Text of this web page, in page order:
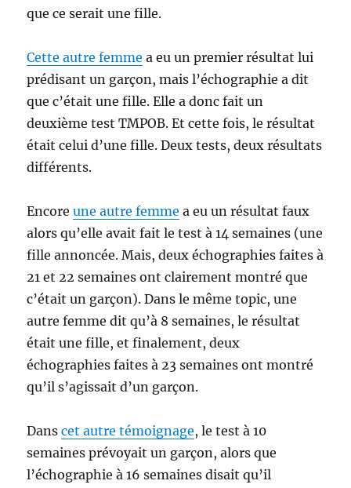
que ce serait une fille.
Cette autre femme a eu un premier résultat lui
prédisant un garçon, mais l’échographie a dit
que c’était une fille. Elle a donc fait un
deuxième test TMPOB. Et cette fois, le résultat
était celui d’une fille. Deux tests, deux résultats
différents.
Encoreune autre femme a eu un résultat faux
alors qu’elle avait fait le test à 14 semaines (une
fille annoncée. Mais, deux échographies faites à
21 et 22 semaines ont clairement montré que
c’était un garçon). Dans le même topic, une
autre femme dit qu’à 8 semaines, le résultat
était une fille, et finalement, deux
échographies faites à 23 semaines ont montré
qu’il s’agissait d’un garçon.
Danscet autre témoignage, le test à 10
semaines prévoyait un garçon, alors que
l’échographie à 16 semaines disait qu’il